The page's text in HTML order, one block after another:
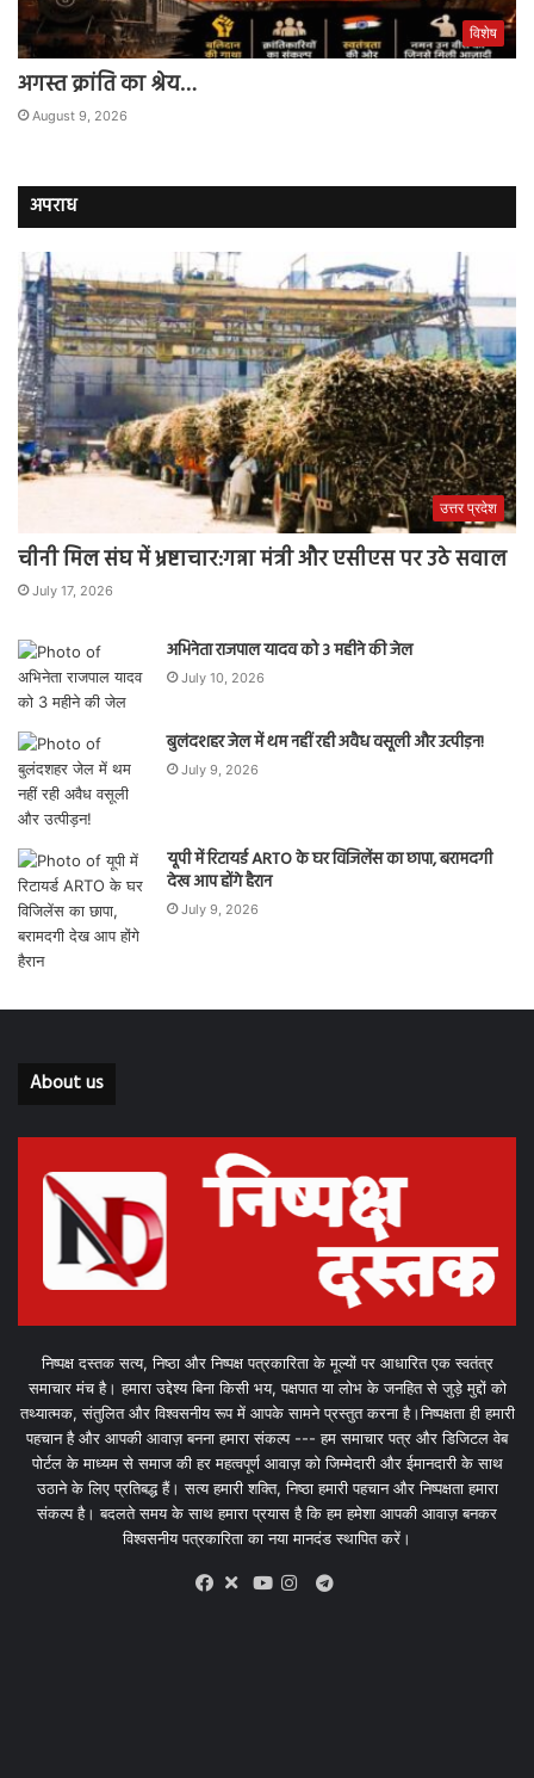
विशेष
अगस्त क्रांति का श्रेय…
August 9, 2026
अपराध
उत्तर प्रदेश
चीनी मिल संघ में भ्रष्टाचार:गन्ना मंत्री और एसीएस पर उठे सवाल
July 17, 2026
अभिनेता राजपाल यादव को 3 महीने की जेल
July 10, 2026
बुलंदशहर जेल में थम नहीं रही अवैध वसूली और उत्पीड़न!
July 9, 2026
यूपी में रिटायर्ड ARTO के घर विजिलेंस का छापा, बरामदगी
देख आप होंगे हैरान
July 9, 2026
About us
निष्पक्ष दस्तक सत्य, निष्ठा और निष्पक्ष पत्रकारिता के मूल्यों पर आधारित एक स्वतंत्र
समाचार मंच है। हमारा उद्देश्य बिना किसी भय, पक्षपात या लोभ के जनहित से जुड़े मुद्दों को
तथ्यात्मक, संतुलित और विश्वसनीय रूप में आपके सामने प्रस्तुत करना है।निष्पक्षता ही हमारी
पहचान है और आपकी आवाज़ बनना हमारा संकल्प --- हम समाचार पत्र और डिजिटल वेब
पोर्टल के माध्यम से समाज की हर महत्वपूर्ण आवाज़ को जिम्मेदारी और ईमानदारी के साथ
उठाने के लिए प्रतिबद्ध हैं। सत्य हमारी शक्ति, निष्ठा हमारी पहचान और निष्पक्षता हमारा
संकल्प है। बदलते समय के साथ हमारा प्रयास है कि हम हमेशा आपकी आवाज़ बनकर
विश्वसनीय पत्रकारिता का नया मानदंड स्थापित करें।
X
Telegram